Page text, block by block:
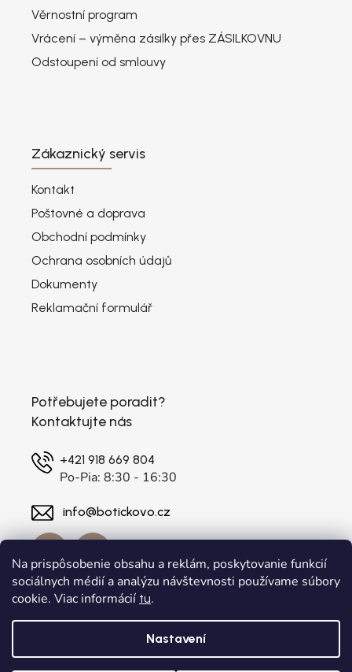
Na prispôsobenie obsahu a reklám, poskytovanie funkcií
sociálnych médií a analýzu návštevnosti používame súbory
cookie. Viac informácií tu.
Nastavení
Věrnostní program
Vrácení – výměna zásilky přes ZÁSILKOVNU
Odstoupení od smlouvy
Zákaznický servis
Kontakt
Poštovné a doprava
Obchodní podmínky
Ochrana osobních údajů
Dokumenty
Reklamační formulář
Potřebujete poradit?
Kontaktujte nás
+421 918 669 804
Po-Pia: 8:30 - 16:30
info@botickovo.cz